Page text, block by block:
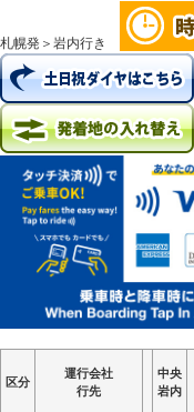
札幌発＞岩内行き
区分
運行会社
行先
中央
岩内
区分
運行会社
行先
中央
岩内
区分
運行会社
行先
中央
岩内
区分
運行会社
行先
中央
岩内